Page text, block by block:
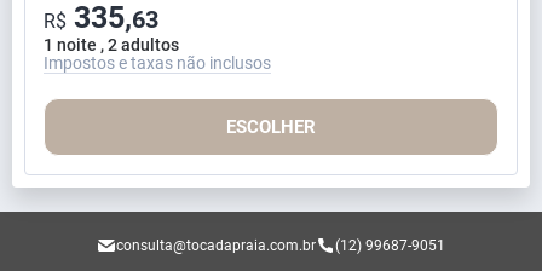
1 noite , 2 adultos
R$ 335,63
Impostos e taxas não inclusos
ESCOLHER
consulta@tocadapraia.com.br (12) 99687-9051